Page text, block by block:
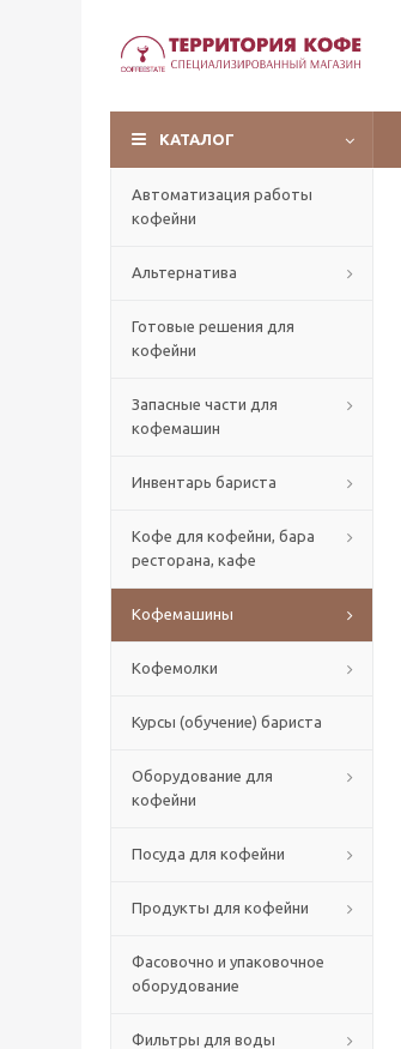
КАТАЛОГ
Автоматизация работы
кофейни
Альтернатива
Готовые решения для
кофейни
Запасные части для
кофемашин
Инвентарь бариста
Кофе для кофейни, бара
ресторана, кафе
Кофемашины
Кофемолки
Курсы (обучение) бариста
Оборудование для
кофейни
Посуда для кофейни
Продукты для кофейни
Фасовочно и упаковочное
оборудование
Фильтры для воды